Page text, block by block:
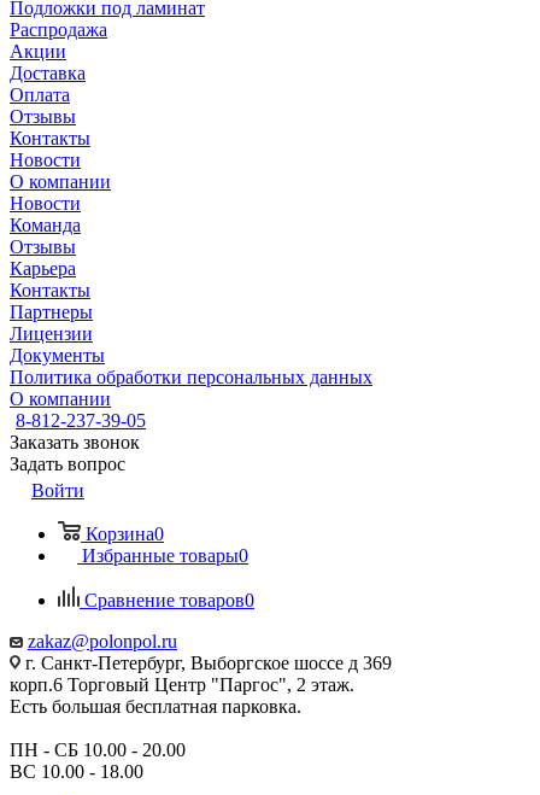
Подложки под ламинат
Распродажа
Акции
Доставка
Оплата
Отзывы
Контакты
Новости
О компании
Новости
Команда
Отзывы
Карьера
Контакты
Партнеры
Лицензии
Документы
Политика обработки персональных данных
О компании
8-812-237-39-05
Заказать звонок
Задать вопрос
Войти
Корзина0
Избранные товары0
Сравнение товаров0
zakaz@polonpol.ru
г. Санкт-Петербург, Выборгское шоссе д 369
корп.6 Торговый Центр "Паргос", 2 этаж.
Есть большая бесплатная парковка.
ПН - СБ 10.00 - 20.00
ВС 10.00 - 18.00